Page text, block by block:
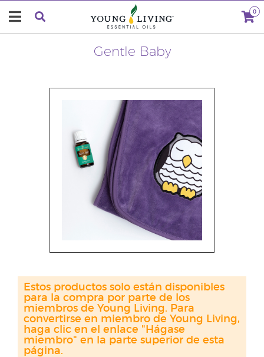
0
Gentle Baby
Estos productos solo están disponibles
para la compra por parte de los
miembros de Young Living. Para
convertirse en miembro de Young Living,
haga clic en el enlace "Hágase
miembro" en la parte superior de esta
página.